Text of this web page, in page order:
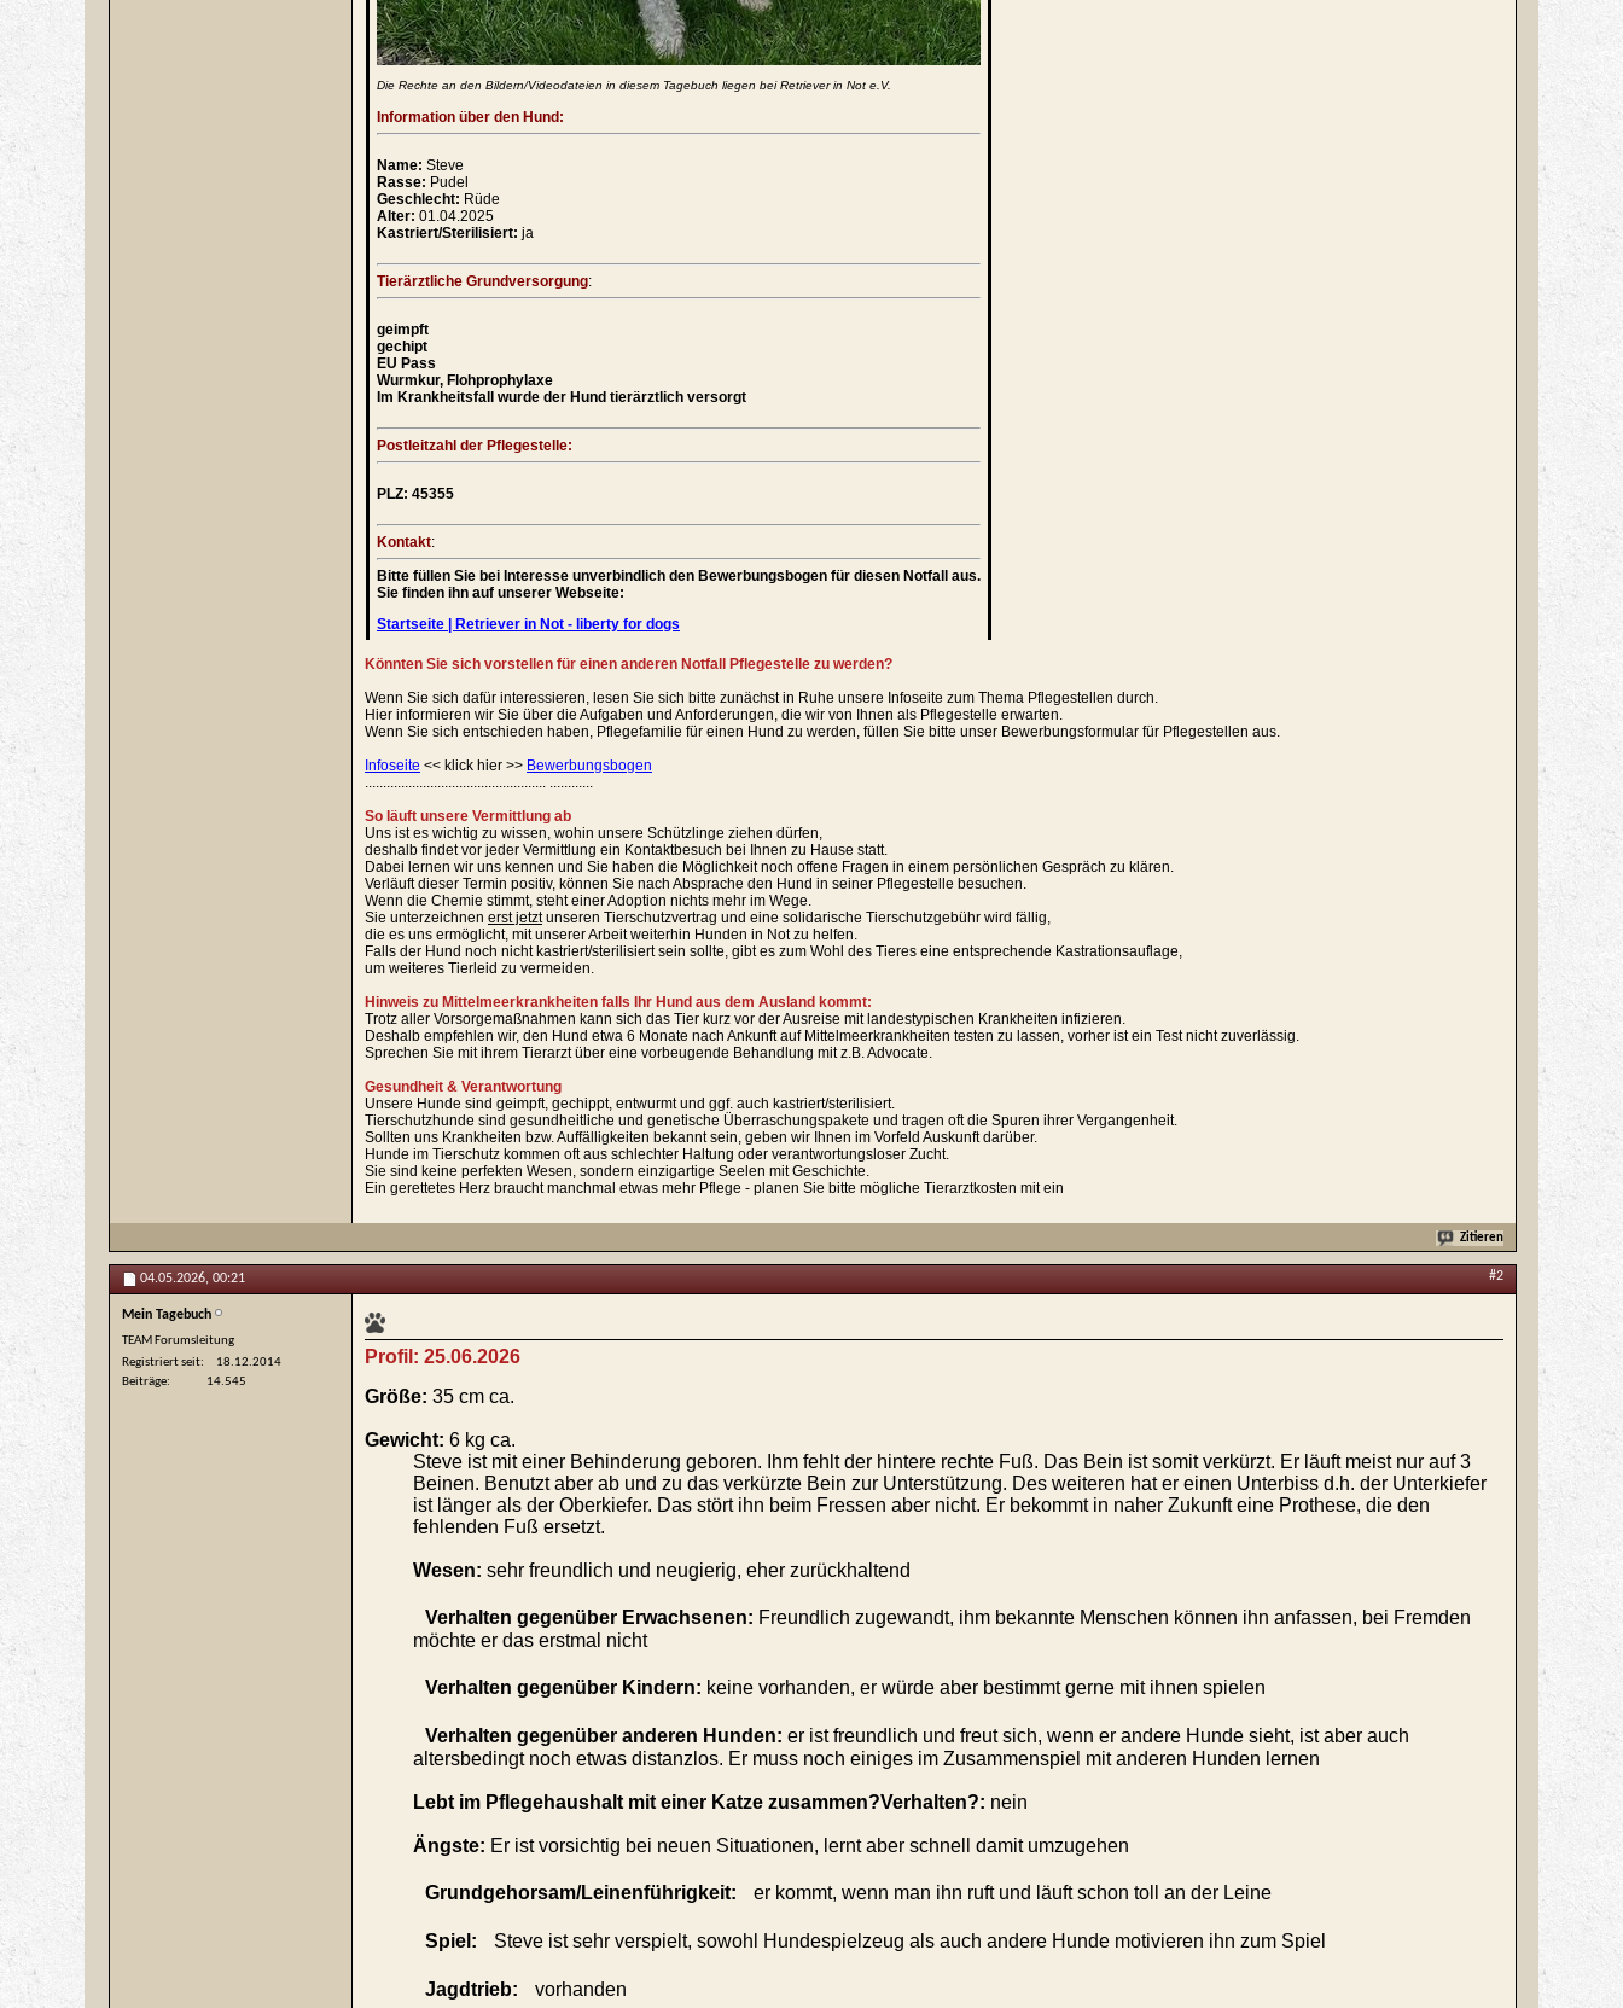
Die Rechte an den Bildern/Videodateien in diesem Tagebuch liegen bei Retriever in Not e.V.
Information über den Hund:
Name: Steve
Rasse: Pudel
Geschlecht: Rüde
Alter: 01.04.2025
Kastriert/Sterilisiert: ja
Tierärztliche Grundversorgung:
geimpft
gechipt
EU Pass
Wurmkur, Flohprophylaxe
Im Krankheitsfall wurde der Hund tierärztlich versorgt
Postleitzahl der Pflegestelle:
PLZ: 45355
Kontakt:
Bitte füllen Sie bei Interesse unverbindlich den Bewerbungsbogen für diesen Notfall aus.
Sie finden ihn auf unserer Webseite:
Startseite | Retriever in Not - liberty for dogs
Könnten Sie sich vorstellen für einen anderen Notfall Pflegestelle zu werden?
Wenn Sie sich dafür interessieren, lesen Sie sich bitte zunächst in Ruhe unsere Infoseite zum Thema Pflegestellen durch.
Hier informieren wir Sie über die Aufgaben und Anforderungen, die wir von Ihnen als Pflegestelle erwarten.
Wenn Sie sich entschieden haben, Pflegefamilie für einen Hund zu werden, füllen Sie bitte unser Bewerbungsformular für Pflegestellen aus.
Infoseite << klick hier >> Bewerbungsbogen
.................................................. ............
So läuft unsere Vermittlung ab
Uns ist es wichtig zu wissen, wohin unsere Schützlinge ziehen dürfen,
deshalb findet vor jeder Vermittlung ein Kontaktbesuch bei Ihnen zu Hause statt.
Dabei lernen wir uns kennen und Sie haben die Möglichkeit noch offene Fragen in einem persönlichen Gespräch zu klären.
Verläuft dieser Termin positiv, können Sie nach Absprache den Hund in seiner Pflegestelle besuchen.
Wenn die Chemie stimmt, steht einer Adoption nichts mehr im Wege.
Sie unterzeichnen erst jetztunseren Tierschutzvertrag und eine solidarische Tierschutzgebühr wird fällig,
die es uns ermöglicht, mit unserer Arbeit weiterhin Hunden in Not zu helfen.
Falls der Hund noch nicht kastriert/sterilisiert sein sollte, gibt es zum Wohl des Tieres eine entsprechende Kastrationsauflage,
um weiteres Tierleid zu vermeiden.
Hinweis zu Mittelmeerkrankheiten falls Ihr Hund aus dem Ausland kommt:
Trotz aller Vorsorgemaßnahmen kann sich das Tier kurz vor der Ausreise mit landestypischen Krankheiten infizieren.
Deshalb empfehlen wir, den Hund etwa 6 Monate nach Ankunft auf Mittelmeerkrankheiten testen zu lassen, vorher ist ein Test nicht zuverlässig.
Sprechen Sie mit ihrem Tierarzt über eine vorbeugende Behandlung mit z.B. Advocate.
Gesundheit & Verantwortung
Unsere Hunde sind geimpft, gechippt, entwurmt und ggf. auch kastriert/sterilisiert.
Tierschutzhunde sind gesundheitliche und genetische Überraschungspakete und tragen oft die Spuren ihrer Vergangenheit.
Sollten uns Krankheiten bzw. Auffälligkeiten bekannt sein, geben wir Ihnen im Vorfeld Auskunft darüber.
Hunde im Tierschutz kommen oft aus schlechter Haltung oder verantwortungsloser Zucht.
Sie sind keine perfekten Wesen, sondern einzigartige Seelen mit Geschichte.
Ein gerettetes Herz braucht manchmal etwas mehr Pflege - planen Sie bitte mögliche Tierarztkosten mit ein
Zitieren
04.05.2026, 00:21 #2
Mein Tagebuch
TEAM Forumsleitung
Registriert seit
18.12.2014
Beiträge
14.545
Profil: 25.06.2026
Größe: 35 cm ca.
Gewicht: 6 kg ca.
Steve ist mit einer Behinderung geboren. Ihm fehlt der hintere rechte Fuß. Das Bein ist somit verkürzt. Er läuft meist nur auf 3
Beinen. Benutzt aber ab und zu das verkürzte Bein zur Unterstützung. Des weiteren hat er einen Unterbiss d.h. der Unterkiefer
ist länger als der Oberkiefer. Das stört ihn beim Fressen aber nicht. Er bekommt in naher Zukunft eine Prothese, die den
fehlenden Fuß ersetzt.
Wesen: sehr freundlich und neugierig, eher zurückhaltend
Verhalten gegenüber Erwachsenen: Freundlich zugewandt, ihm bekannte Menschen können ihn anfassen, bei Fremden
möchte er das erstmal nicht
Verhalten gegenüber Kindern: keine vorhanden, er würde aber bestimmt gerne mit ihnen spielen
Verhalten gegenüber anderen Hunden: er ist freundlich und freut sich, wenn er andere Hunde sieht, ist aber auch
altersbedingt noch etwas distanzlos. Er muss noch einiges im Zusammenspiel mit anderen Hunden lernen
Lebt im Pflegehaushalt mit einer Katze zusammen?Verhalten?: nein
Ängste: Er ist vorsichtig bei neuen Situationen, lernt aber schnell damit umzugehen
Grundgehorsam/Leinenführigkeit: er kommt, wenn man ihn ruft und läuft schon toll an der Leine
Spiel: Steve ist sehr verspielt, sowohl Hundespielzeug als auch andere Hunde motivieren ihn zum Spiel
Jagdtrieb: vorhanden